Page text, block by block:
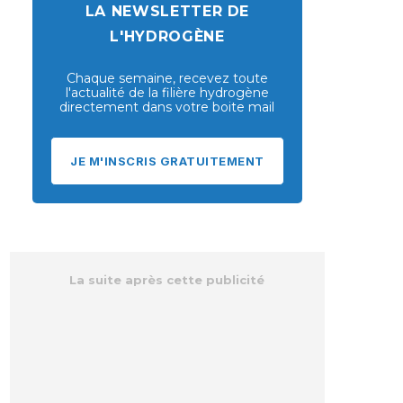
LA NEWSLETTER DE
L'HYDROGÈNE
Chaque semaine, recevez toute
l'actualité de la filière hydrogène
directement dans votre boite mail
JE M'INSCRIS GRATUITEMENT